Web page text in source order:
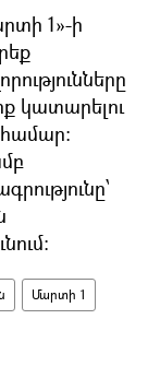
1»-ի
կատարելու
համար:
Մարտի 1